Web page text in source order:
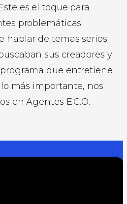
es el toque para
problemáticas
hablar de temas serios
sus creadores y
que entretiene
más importante, nos
en Agentes E.C.O.